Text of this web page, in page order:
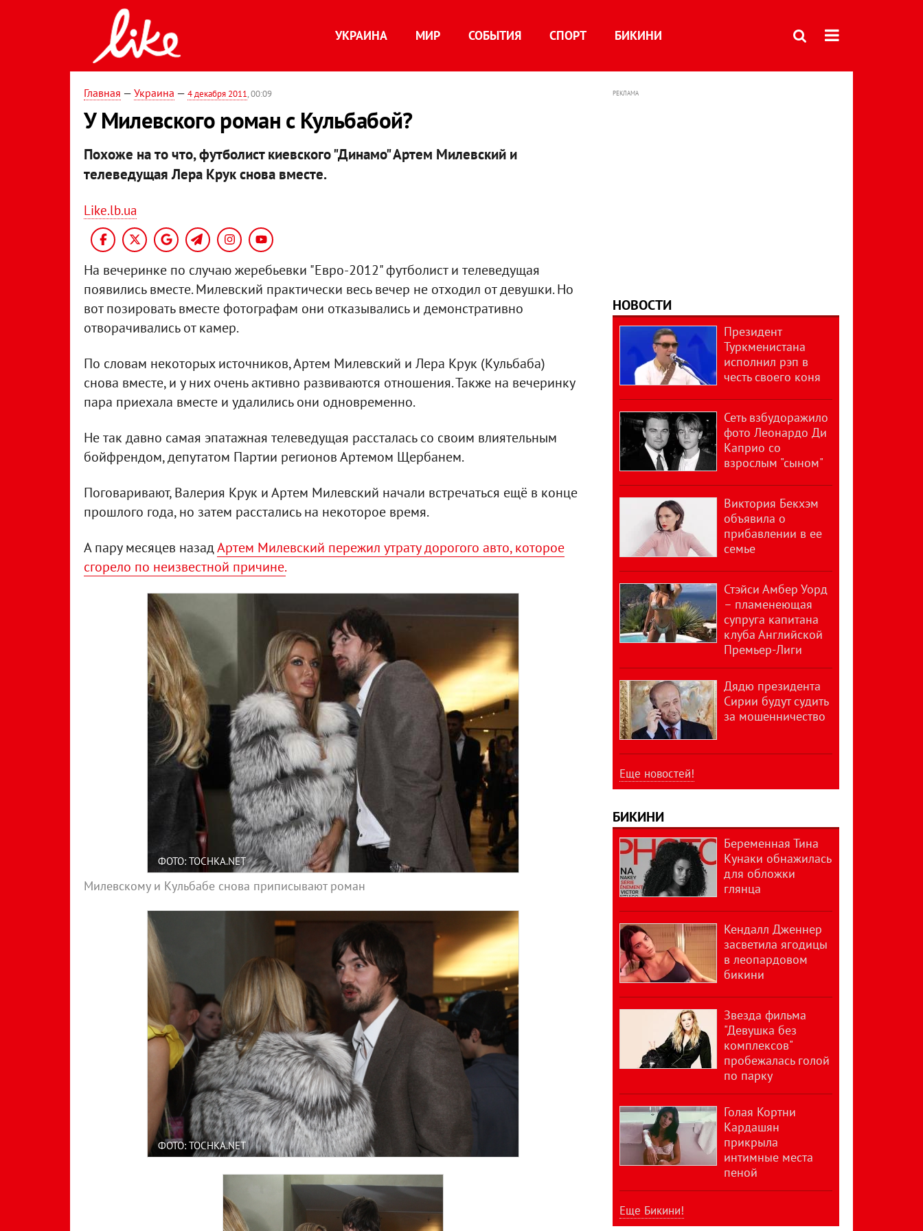
УКРАИНА МИР СОБЫТИЯ СПОРТ БИКИНИ
Главная — Украина — 4 декабря 2011, 00:09
У Милевского роман с Кульбабой?
Похоже на то что, футболист киевского "Динамо" Артем Милевский и
телеведущая Лера Крук снова вместе.
Like.lb.ua
На вечеринке по случаю жеребьевки "Евро-2012" футболист и телеведущая
появились вместе. Милевский практически весь вечер не отходил от девушки. Но
вот позировать вместе фотографам они отказывались и демонстративно
отворачивались от камер.
По словам некоторых источников, Артем Милевский и Лера Крук (Кульбаба)
снова вместе, и у них очень активно развиваются отношения. Также на вечеринку
пара приехала вместе и удалились они одновременно.
Не так давно самая эпатажная телеведущая рассталась со своим влиятельным
бойфрендом, депутатом Партии регионов Артемом Щербанем.
Поговаривают, Валерия Крук и Артем Милевский начали встречаться ещё в конце
прошлого года, но затем расстались на некоторое время.
А пару месяцев назадАртем Милевский пережил утрату дорогого авто, которое
сгорело по неизвестной причине.
ФОТО: TOCHKA.NET
Милевскому и Кульбабе снова приписывают роман
ФОТО: TOCHKA.NET
РЕКЛАМА
НОВОСТИ
Президент
Туркменистана
исполнил рэп в
честь своего коня
Сеть взбудоражило
фото Леонардо Ди
Каприо со
взрослым "сыном"
Виктория Бекхэм
объявила о
прибавлении в ее
семье
Стэйси Амбер Уорд
– пламенеющая
супруга капитана
клуба Английской
Премьер-Лиги
Дядю президента
Сирии будут судить
за мошенничество
Еще новостей!
БИКИНИ
Беременная Тина
Кунаки обнажилась
для обложки
глянца
Кендалл Дженнер
засветила ягодицы
в леопардовом
бикини
Звезда фильма
"Девушка без
комплексов"
пробежалась голой
по парку
Голая Кортни
Кардашян
прикрыла
интимные места
пеной
Еще Бикини!